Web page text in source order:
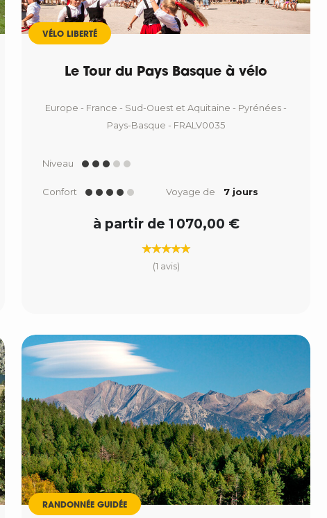
VÉLO LIBERTÉ
Le Tour du Pays Basque à vélo
Europe - France - Sud-Ouest et Aquitaine - Pyrénées -
Pays-Basque - FRALV0035
Niveau
Confort Voyage de 7 jours
à partir de 1 070,00 €
(1 avis)
RANDONNÉE GUIDÉE